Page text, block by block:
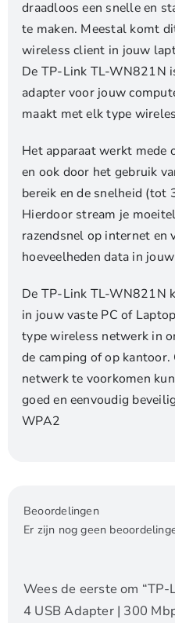
USB
2.0
|
Zwart
draadloos een snelle en
te maken. Meestal komt
wireless client in jouw
De TP-Link TL-WN821N
adapter voor jouw
maakt met elk type
Het apparaat werkt mede
en ook door het gebruik
bereik en de snelheid (tot
Hierdoor stream je
razendsnel op internet en
hoeveelheden data in
De TP-Link TL-WN821N
in jouw vaste PC of
type wireless netwerk in
de camping of op
netwerk te voorkomen
goed en eenvoudig
WPA2
Beoordelingen
Er zijn nog geen
Wees de eerste om
4 USB Adapter | 300